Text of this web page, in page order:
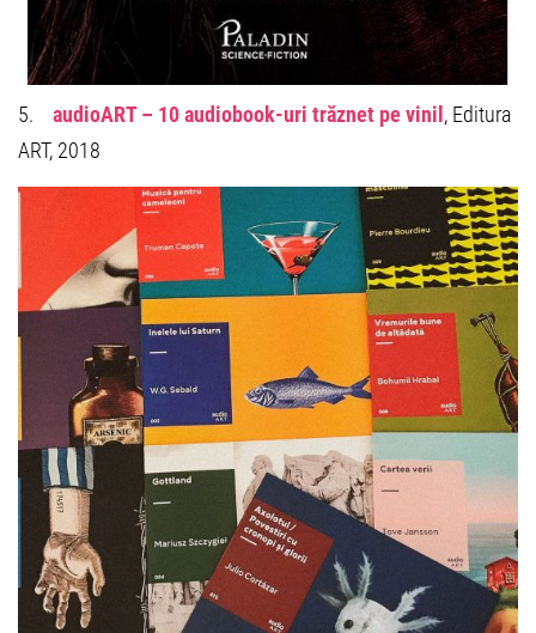
5. audioART – 10 audiobook-uri trăznet pe vinil , Editura
ART, 2018